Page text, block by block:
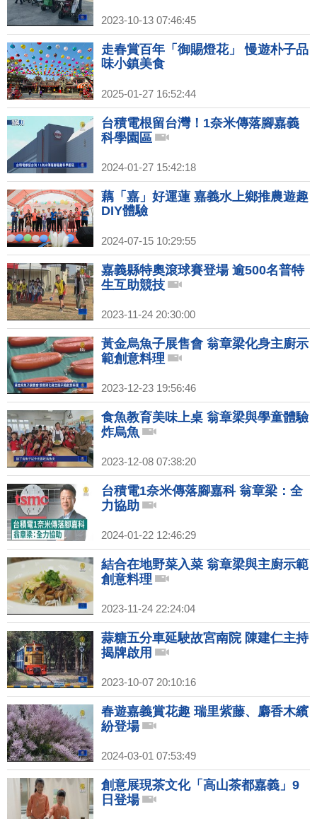
2023-10-13 07:46:45
走春賞百年「御賜燈花」 慢遊朴子品
味小鎮美食
2025-01-27 16:52:44
台積電根留台灣！1奈米傳落腳嘉義
科學園區
2024-01-27 15:42:18
藕「嘉」好運蓮 嘉義水上鄉推農遊趣
DIY體驗
2024-07-15 10:29:55
嘉義縣特奧滾球賽登場 逾500名普特
生互助競技
2023-11-24 20:30:00
黃金烏魚子展售會 翁章梁化身主廚示
範創意料理
2023-12-23 19:56:46
食魚教育美味上桌 翁章梁與學童體驗
炸烏魚
2023-12-08 07:38:20
台積電1奈米傳落腳嘉科 翁章梁：全
力協助
2024-01-22 12:46:29
結合在地野菜入菜 翁章梁與主廚示範
創意料理
2023-11-24 22:24:04
蒜糖五分車延駛故宮南院 陳建仁主持
揭牌啟用
2023-10-07 20:10:16
春遊嘉義賞花趣 瑞里紫藤、麝香木繽
紛登場
2024-03-01 07:53:49
創意展現茶文化「高山茶都嘉義」9
日登場